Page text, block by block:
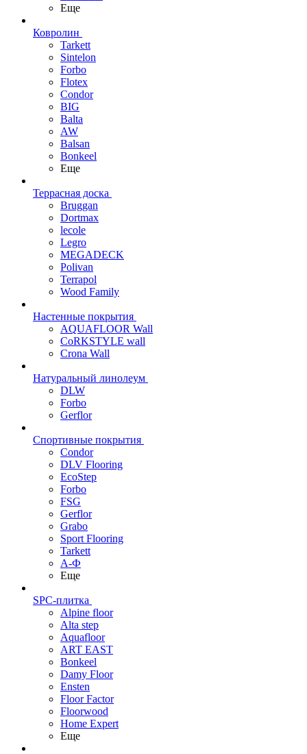
Еще
Ковролин
Tarkett
Sintelon
Forbo
Flotex
Condor
BIG
Balta
AW
Balsan
Bonkeel
Еще
Террасная доска
Bruggan
Dortmax
lecole
Legro
MEGADECK
Polivan
Terrapol
Wood Family
Настенные покрытия
AQUAFLOOR Wall
CoRKSTYLE wall
Crona Wall
Натуральный линолеум
DLW
Forbo
Gerflor
Спортивные покрытия
Condor
DLV Flooring
EcoStep
Forbo
FSG
Gerflor
Grabo
Sport Flooring
Tarkett
А-Ф
Еще
SPC-плитка
Alpine floor
Alta step
Aquafloor
ART EAST
Bonkeel
Damy Floor
Ensten
Floor Factor
Floorwood
Home Expert
Еще